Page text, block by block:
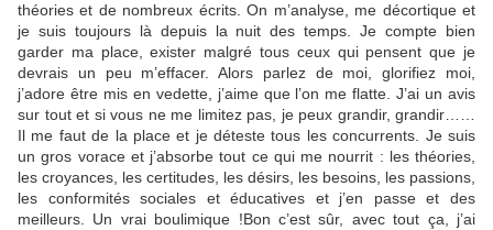
théories et de nombreux écrits. On m’analyse, me décortique et
je suis toujours là depuis la nuit des temps. Je compte bien
garder ma place, exister malgré tous ceux qui pensent que je
devrais un peu m’effacer. Alors parlez de moi, glorifiez moi,
j’adore être mis en vedette, j’aime que l’on me flatte. J’ai un avis
sur tout et si vous ne me limitez pas, je peux grandir, grandir……
Il me faut de la place et je déteste tous les concurrents. Je suis
un gros vorace et j’absorbe tout ce qui me nourrit : les théories,
les croyances, les certitudes, les désirs, les besoins, les passions,
les conformités sociales et éducatives et j’en passe et des
meilleurs. Un vrai boulimique !Bon c’est sûr, avec tout ça, j’ai